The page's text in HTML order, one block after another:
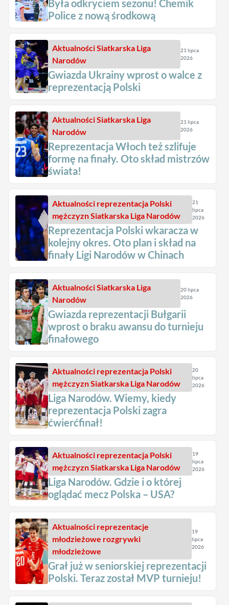
Była odkryciem sezonu! Chemik
Police z nową środkową
AktualnościSiatkarska Liga
Narodów
21 lipca
2026
Gwiazda Ukrainy wprost o walce z
reprezentacją Polski
AktualnościSiatkarska Liga
Narodów
21 lipca
2026
Reprezentacja Włoch też szlifuje
formę na finały. Oto skład mistrzów
świata!
Aktualności reprezentacja Polski
mężczyznSiatkarska Liga Narodów
21
lipca
2026
Reprezentacja Polski wkaracza w
kolejny okres. Oto plan i skład na
finały Ligi Narodów w Chinach
AktualnościSiatkarska Liga
Narodów
20 lipca
2026
Gwiazda reprezentacji Bułgarii
wprost o braku awansu do turnieju
finałowego
Aktualności reprezentacja Polski
mężczyznSiatkarska Liga Narodów
20
lipca
2026
Liga Narodów. Wiemy, kiedy
reprezentacja Polski zagra
ćwierćfinał!
Aktualności reprezentacja Polski
mężczyznSiatkarska Liga Narodów
19
lipca
2026
Liga Narodów. Gdzie i o której
oglądać mecz Polska – USA?
Aktualności reprezentacje
młodzieżowe rozgrywki
młodzieżowe
19
lipca
2026
Grał już w seniorskiej reprezentacji
Polski. Teraz został MVP turnieju!